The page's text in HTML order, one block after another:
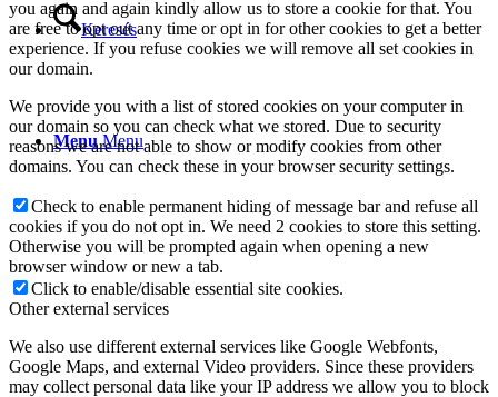
Keresés
Menu Menu
you again and again kindly allow us to store a cookie for that. You
are free to opt out any time or opt in for other cookies to get a better
experience. If you refuse cookies we will remove all set cookies in
our domain.
We provide you with a list of stored cookies on your computer in
our domain so you can check what we stored. Due to security
reasons we are not able to show or modify cookies from other
domains. You can check these in your browser security settings.
Check to enable permanent hiding of message bar and refuse all
cookies if you do not opt in. We need 2 cookies to store this setting.
Otherwise you will be prompted again when opening a new
browser window or new a tab.
Click to enable/disable essential site cookies.
Other external services
We also use different external services like Google Webfonts,
Google Maps, and external Video providers. Since these providers
may collect personal data like your IP address we allow you to block